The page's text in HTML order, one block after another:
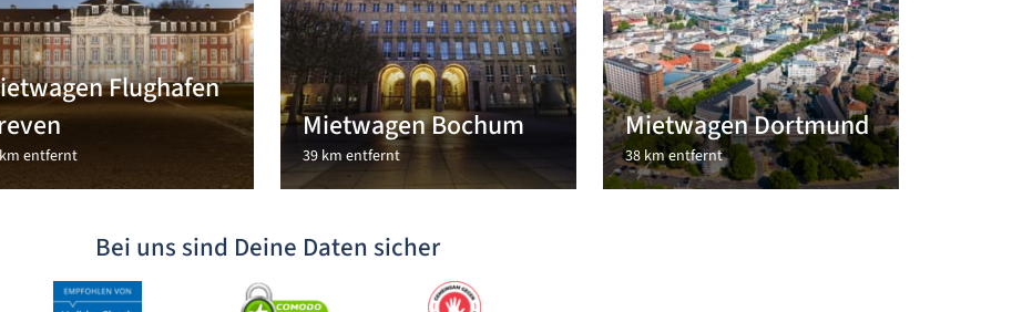
Flughafen
entfernt
Mietwagen Bochum
39 km entfernt
Mietwagen Dortmund
38 km entfernt
Bei uns sind Deine Daten sicher